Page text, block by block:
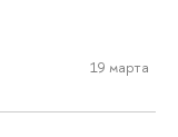
19 марта